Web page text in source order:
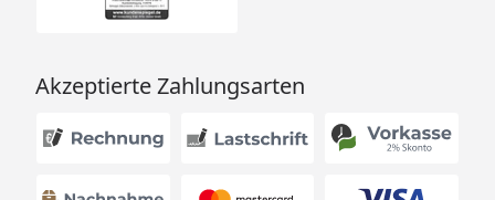
Akzeptierte Zahlungsarten